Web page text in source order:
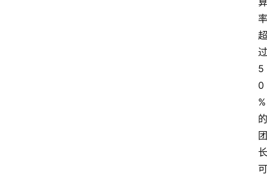
率
超
过
5
0
%
的
团
长
可